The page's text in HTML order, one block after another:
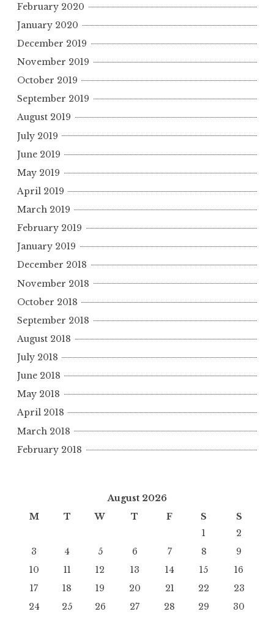
February 2020
January 2020
December 2019
November 2019
October 2019
September 2019
August 2019
July 2019
June 2019
May 2019
April 2019
March 2019
February 2019
January 2019
December 2018
November 2018
October 2018
September 2018
August 2018
July 2018
June 2018
May 2018
April 2018
March 2018
February 2018
August 2026
M
T W T F S
S
1
2
3
4 5 6 7 8
9
10
11 12 13 14 15
16
17
18 19 20 21 22
23
24
25 26 27 28 29 30